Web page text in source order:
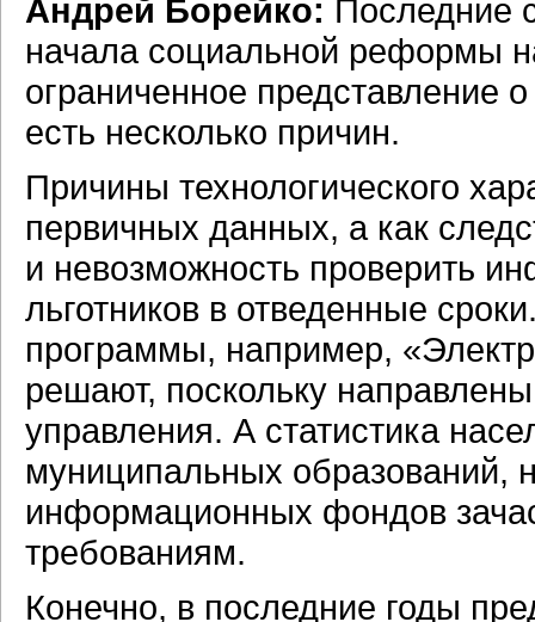
Андрей Борейко: Последние
начала социальной реформы
ограниченное представление
есть несколько причин.
Причины технологического
первичных данных, а как
и невозможность проверить
льготников в отведенные
программы, например,
решают, поскольку
управления. А статистика
муниципальных образований,
информационных фондов
требованиям.
Конечно, в последние годы